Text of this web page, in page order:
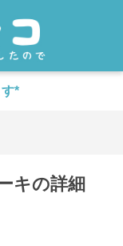
*
キの詳細